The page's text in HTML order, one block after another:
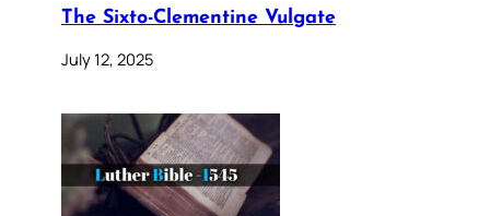
The Sixto-Clementine Vulgate
July 12, 2025